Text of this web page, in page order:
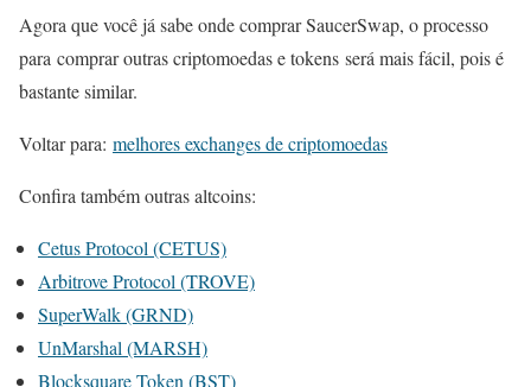
Agora que você já sabe onde comprar SaucerSwap, o processo
para comprar outras criptomoedas e tokens será mais fácil, pois é
bastante similar.
Voltar para: melhores exchanges de criptomoedas
Confira também outras altcoins:
Cetus Protocol (CETUS)
Arbitrove Protocol (TROVE)
SuperWalk (GRND)
UnMarshal (MARSH)
Blocksquare Token (BST)